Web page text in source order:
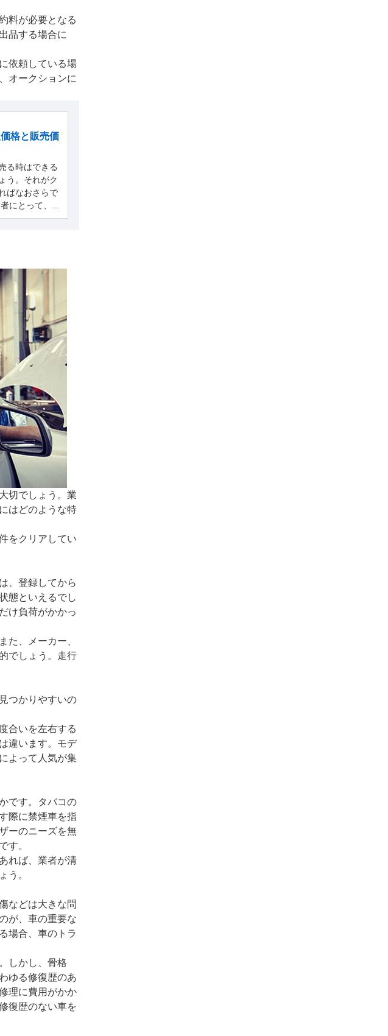
料が必要となる
品する場合に
依頼している場
オークションに
格と販売価
る時はできる
う。それがク
ばなおさらで
にとって、
の基本中の基
ょう。ここに
、クルマの買
なからず価格
している手数
どの程度まで
か？ここで
問点を解決し
切でしょう。業
はどのような特
をクリアしてい
、登録してから
態といえるでし
け負荷がかかっ
た、メーカー、
でしょう。走行
つかりやすいの
合いを左右する
違います。モデ
よって人気が集
です。タバコの
際に禁煙車を指
ーのニーズを無
す。
れば、業者が清
う。
などは大きな問
が、車の重要な
場合、車のトラ
しかし、骨格
ゆる修復歴のあ
理に費用がかか
復歴のない車を